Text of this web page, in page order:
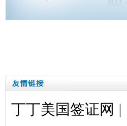
丁丁美国签证网 |